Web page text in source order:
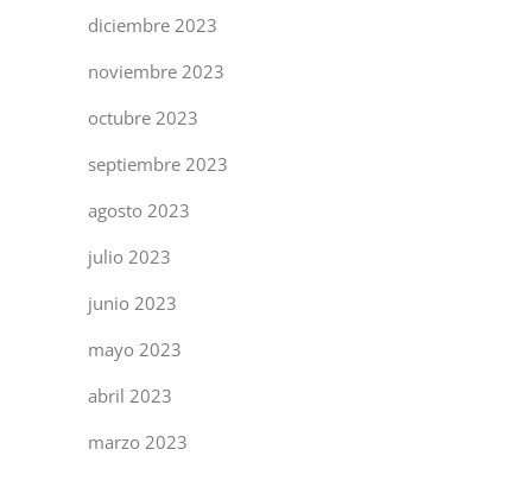
diciembre 2023
noviembre 2023
octubre 2023
septiembre 2023
agosto 2023
julio 2023
junio 2023
mayo 2023
abril 2023
marzo 2023